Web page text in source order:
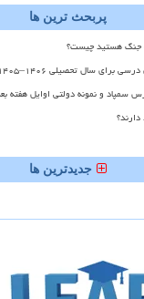
پربحث ترین ها
جنگ هستید چیست؟
سال تحصیلی ۱۴۰۶–۱۴۰۵
سمپاد و نمونه دولتی اوایل هفته
جدیدترین ها